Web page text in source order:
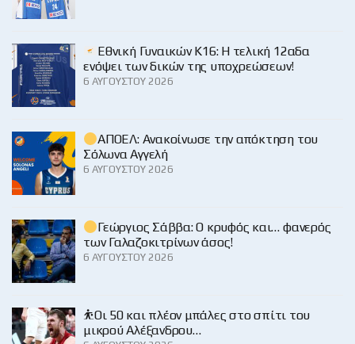
Εθνική Γυναικών Κ16: Η τελική 12αδα
ενόψει των δικών της υποχρεώσεων!
6 ΑΥΓΟΎΣΤΟΥ 2026
ΑΠΟΕΛ: Ανακοίνωσε την απόκτηση του
Σόλωνα Αγγελή
6 ΑΥΓΟΎΣΤΟΥ 2026
Γεώργιος Σάββα: Ο κρυφός και… φανερός
των Γαλαζοκιτρίνων άσος!
6 ΑΥΓΟΎΣΤΟΥ 2026
⛹️Οι 50 και πλέον μπάλες στο σπίτι του
μικρού Αλέξανδρου…